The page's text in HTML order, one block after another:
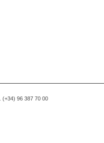
(+34) 96 387 70 00